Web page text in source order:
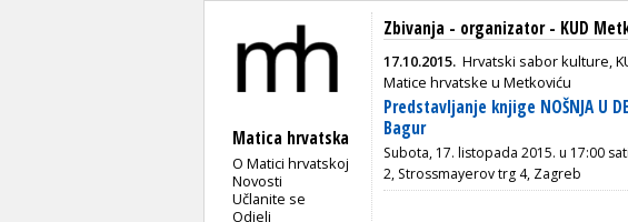
Matica hrvatska
O Matici hrvatskoj
Novosti
Učlanite se
Odjeli
Zbivanja - organizator - KUD
17.10.2015. Hrvatski sabor kulture,
Matice hrvatske u Metkoviću
Predstavljanje knjige NOŠNJA U
Bagur
Subota, 17. listopada 2015. u 17:00
2, Strossmayerov trg 4, Zagreb